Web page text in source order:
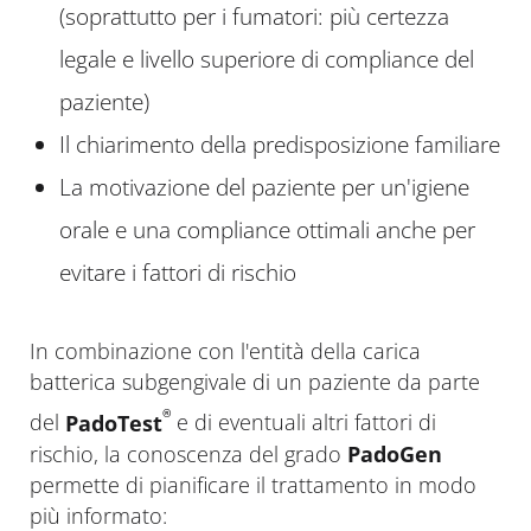
(soprattutto per i fumatori: più certezza
legale e livello superiore di compliance del
paziente)
Il chiarimento della predisposizione familiare
La motivazione del paziente per un'igiene
orale e una compliance ottimali anche per
evitare i fattori di rischio
In combinazione con l'entità della carica
batterica subgengivale di un paziente da parte
del PadoTest® e di eventuali altri fattori di
rischio, la conoscenza del grado PadoGen
permette di pianificare il trattamento in modo
più informato: